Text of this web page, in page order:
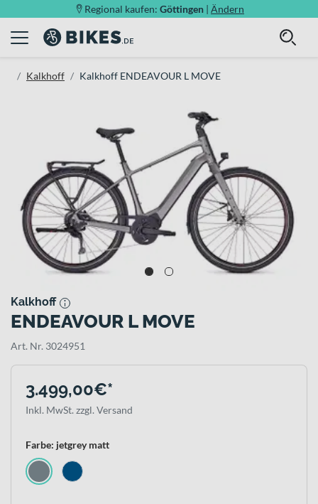
Regional kaufen: Göttingen | Ändern
Kalkhoff Kalkhoff ENDEAVOUR L MOVE
Kalkhoff
ENDEAVOUR L MOVE
Art. Nr. 3024951
3.499,00€*
Inkl. MwSt. zzgl. Versand
Farbe: jetgrey matt